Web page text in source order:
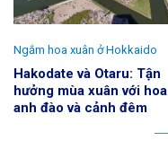
Hakodate và Otaru: Tận
hưởng mùa xuân với hoa
anh đào và cảnh đêm
Ngắm hoa xuân ở Hokkaido